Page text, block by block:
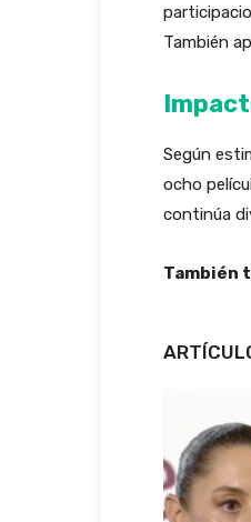
También
Según
ocho
continúa
También